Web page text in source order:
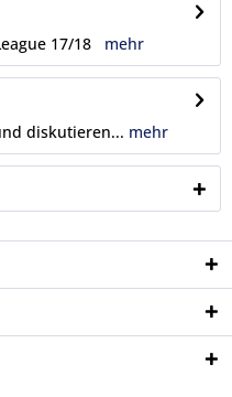
17/18 mehr
diskutieren... mehr